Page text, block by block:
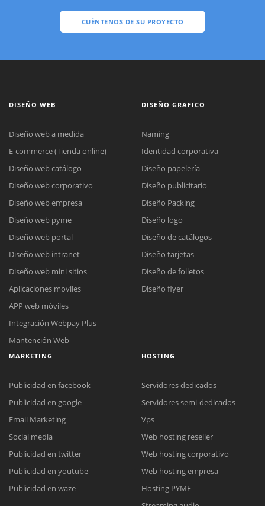
CUÉNTENOS DE SU PROYECTO
Meet para la reunión online.
Cotización
Complete el formulario y nos contactaremos a la brevedad.
Chat Online
Todos nuestros ejecutivos están fuera de línea. Complete el formulario
para enviarnos un correo electrónico con sus datos personales.
DISEÑO WEB
Diseño web a medida
E-commerce (Tienda online)
Diseño web catálogo
Diseño web corporativo
Diseño web empresa
Diseño web pyme
Diseño web portal
Diseño web intranet
Diseño web mini sitios
Aplicaciones moviles
APP web móviles
Integración Webpay Plus
Mantención Web
DISEÑO GRAFICO
Naming
Identidad corporativa
Diseño papelería
Diseño publicitario
Diseño Packing
Diseño logo
Diseño de catálogos
Diseño tarjetas
Diseño de folletos
Diseño flyer
MARKETING
Publicidad en facebook
Publicidad en google
Email Marketing
Social media
Publicidad en twitter
Publicidad en youtube
Publicidad en waze
HOSTING
Servidores dedicados
Servidores semi-dedicados
Vps
Web hosting reseller
Web hosting corporativo
Web hosting empresa
Hosting PYME